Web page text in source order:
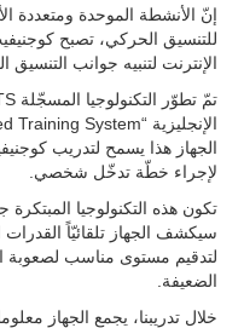
إنّ الأنشطة الموحدة ومتعددة
للتنسيق الحركي، تصبح
الإنترنت لتنبيه جوانب التنسيق
الجهاز هذا يسمح لتدريب
لإجراء خطّة تدخّل شخصي.
تكون هذه التكنولوجيا المبتكرة
سيكشف الجهاز تلقائيّاً
لتدقيم مستوى مناسب لصعوبة
الضعيفة.
خلال تدريبنا، يجمع الجهاز